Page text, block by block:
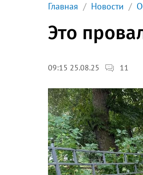
Главная Новости
Это
09:15 25.08.25 11